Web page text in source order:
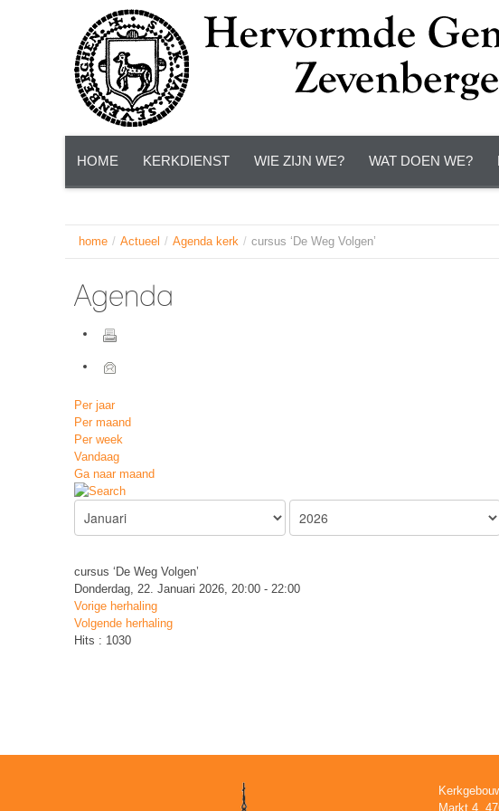
HOME KERKDIENST WIE ZIJN WE? WAT DOEN WE?
home / Actueel / Agenda kerk / cursus ‘De Weg Volgen’
Agenda
Per jaar
Per maand
Per week
Vandaag
Ga naar maand
cursus ‘De Weg Volgen’
Donderdag, 22. Januari 2026, 20:00 - 22:00
Vorige herhaling
Volgende herhaling
Hits : 1030
Markt 4,